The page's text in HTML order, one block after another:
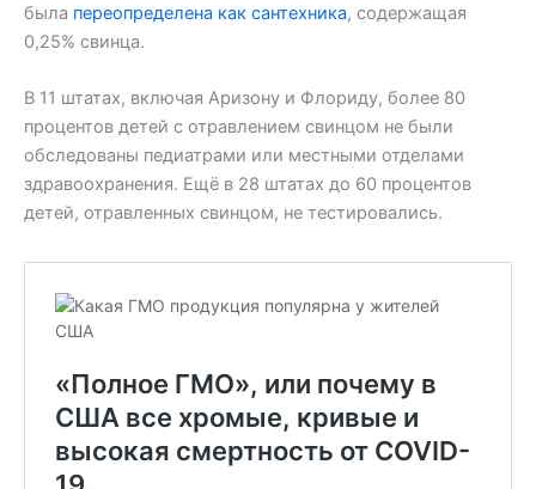
была переопределена как сантехника, содержащая
0,25% свинца.
В 11 штатах, включая Аризону и Флориду, более 80
процентов детей с отравлением свинцом не были
обследованы педиатрами или местными отделами
здравоохранения. Ещё в 28 штатах до 60 процентов
детей, отравленных свинцом, не тестировались.